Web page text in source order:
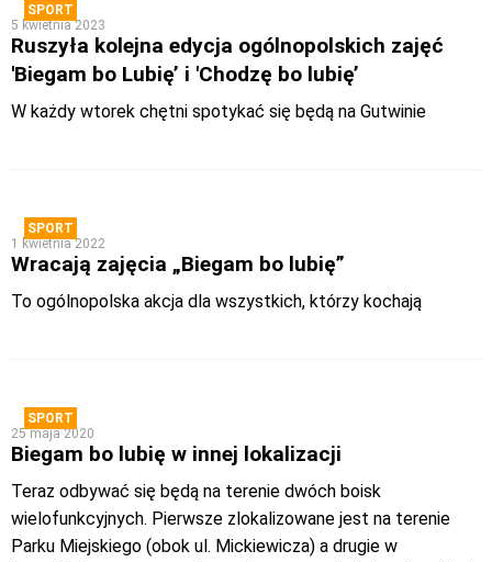
SPORT
5 kwietnia 2023
Ruszyła kolejna edycja ogólnopolskich zajęć
'Biegam bo Lubię’ i 'Chodzę bo lubię’
W każdy wtorek chętni spotykać się będą na Gutwinie
SPORT
1 kwietnia 2022
Wracają zajęcia „Biegam bo lubię”
To ogólnopolska akcja dla wszystkich, którzy kochają
SPORT
25 maja 2020
Biegam bo lubię w innej lokalizacji
Teraz odbywać się będą na terenie dwóch boisk
wielofunkcyjnych. Pierwsze zlokalizowane jest na terenie
Parku Miejskiego (obok ul. Mickiewicza) a drugie w